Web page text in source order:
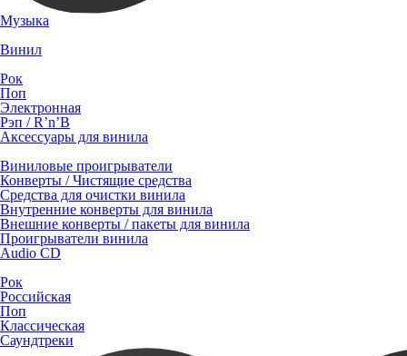
Музыка
Винил
Рок
Поп
Электронная
Рэп / R’n’B
Аксессуары для винила
Виниловые проигрыватели
Конверты / Чистящие средства
Средства для очистки винила
Внутренние конверты для винила
Внешние конверты / пакеты для винила
Проигрыватели винила
Audio CD
Рок
Российская
Поп
Классическая
Саундтреки